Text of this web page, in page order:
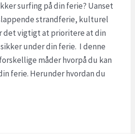
surfing på din ferie? Uanset
strandferie, kulturel
det vigtigt at prioritere at din
under din ferie. I denne
måder hvorpå du kan
ferie. Herunder hvordan du